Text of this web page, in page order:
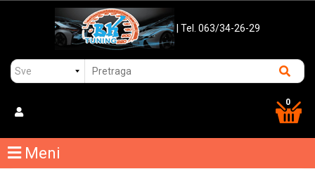
| Tel. 063/34-26-29
0
Meni